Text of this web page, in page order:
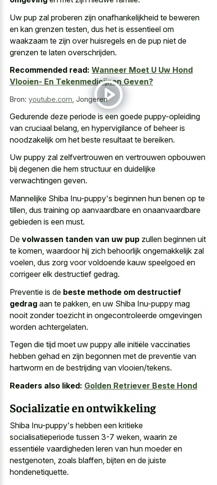
Uw pup zal proberen zijn onafhankelijkheid te beweren
en kan grenzen testen, dus het is essentieel om
waakzaam te zijn over huisregels en de pup niet de
grenzen te laten overschrijden.
Recommended read: Wanneer Moet U Uw Hond
Vlooien- En Tekenmedicijnen Geven?
Bron: youtube.com Jongeren
Gedurende deze periode is een goede puppy-opleiding
van cruciaal belang , en hypervigilance of beheer is
noodzakelijk om het beste resultaat te bereiken.
Uw puppy zal zelfvertrouwen en vertrouwen opbouwen
bij degenen die hem structuur en duidelijke
verwachtingen geven.
Mannelijke Shiba Inu-puppy's beginnen hun benen op te
tillen, dus training op aanvaardbare en onaanvaardbare
gebieden is een must.
De volwassen tanden van uw pup zullen beginnen uit
te komen, waardoor hij zich behoorlijk ongemakkelijk zal
voelen, dus zorg voor voldoende kauw speelgoed en
corrigeer elk destructief gedrag.
Preventie is de beste methode om destructief
gedrag aan te pakken, en uw Shiba Inu-puppy mag
nooit zonder toezicht in ongecontroleerde omgevingen
worden achtergelaten.
Tegen die tijd moet uw puppy alle initiële vaccinaties
hebben gehad en zijn begonnen met de preventie van
hartworm en de bestrijding van vlooien/tekens.
Readers also liked: Golden Retriever Beste Hond
Socializatie en ontwikkeling
Shiba Inu-puppy's hebben een kritieke
socialisatieperiode tussen 3-7 weken, waarin ze
essentiële vaardigheden leren van hun moeder en
nestgenoten, zoals blaffen, bijten en de juiste
hondenetiquette.